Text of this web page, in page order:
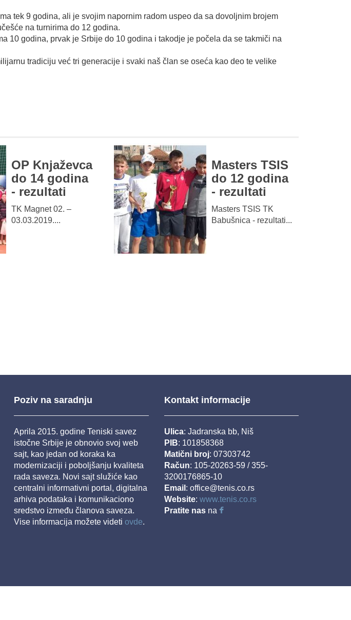
tek 9 godina, ali je svojim napornim radom uspeo da sa dovoljnim brojem
na turnirima do 12 godina.
10 godina, prvak je Srbije do 10 godina i takodje je počela da se takmiči na
tradiciju već tri generacije i svaki naš član se oseća kao deo te velike
OP Knjaževca
do 14 godina
- rezultati
TK Magnet 02. –
03.03.2019....
Masters TSIS
do 12 godina
- rezultati
Masters TSIS TK
Babušnica - rezultati...
Poziv na saradnju
Aprila 2015. godine Teniski savez
istočne Srbije je obnovio svoj web
sajt, kao jedan od koraka ka
modernizaciji i poboljšanju kvaliteta
rada saveza. Novi sajt služiće kao
centralni informativni portal, digitalna
arhiva podataka i komunikaciono
sredstvo između članova saveza.
Vise informacija možete videti ovde.
Kontakt informacije
Ulica: Jadranska bb, Niš
PIB: 101858368
Matični broj: 07303742
Račun: 105-20263-59 / 355-
3200176865-10
Email : office@tenis.co.rs
Website: www.tenis.co.rs
Pratite nasna